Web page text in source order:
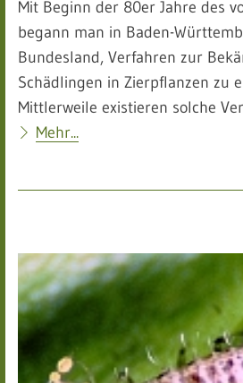
Mit Beginn der 80er Jahre des
begann man in Baden-
Bundesland, Verfahren zur
Schädlingen in Zierpflanzen zu
Mittlerweile existieren solche
Mehr...